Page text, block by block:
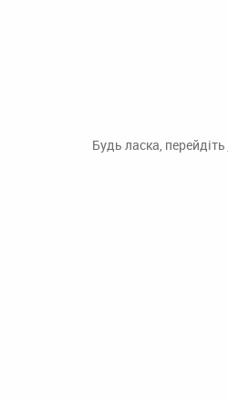
Будь ласка, перейдіть